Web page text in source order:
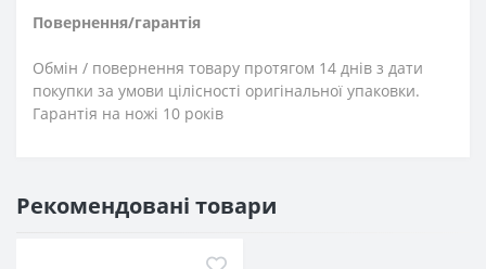
Повернення/гарантія
Обмін / повернення товару протягом 14 днів з дати
покупки за умови цілісності оригінальної упаковки.
Гарантія на ножі 10 років
Рекомендовані товари